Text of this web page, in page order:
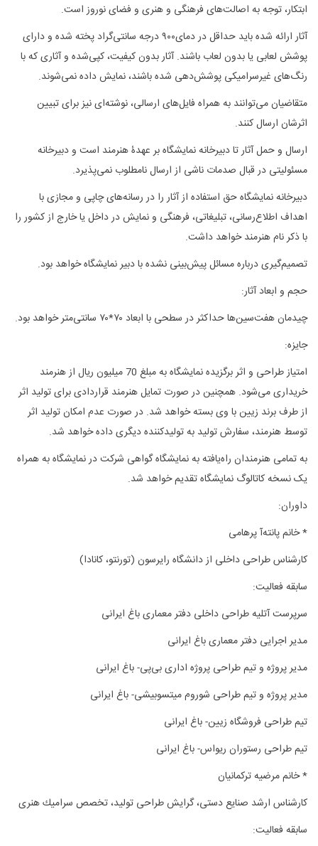
ابتکار، توجه به اصالت‌های فرهنگی و هنری و فضای نوروز است.
آثار ارائه شده باید حداقل در دمای٩٠٠ درجه سانتی‌گراد پخته شده و دارای
پوشش لعابی یا بدون لعاب باشند. آثار بدون کیفیت، کپی‌شده و آثاری که با
رنگ‌های غیرسرامیکی پوشش‌دهی شده باشند، نمایش داده نمی‌شوند.
متقاضیان می‌توانند به همراه فایل‌های ارسالی، نوشته‌ای نیز برای تبیین
اثرشان ارسال کنند.
ارسال و حمل آثار تا دبیرخانه نمایشگاه بر عهدۀ هنرمند است و دبیرخانه
مسئولیتی در قبال صدمات ناشی از ارسال نامطلوب نمی‌پذیرد.
دبیرخانه نمایشگاه حق استفاده از آثار را در رسانه‌های چاپی و مجازی با
اهداف اطلاع‌رسانی، تبلیغاتی، فرهنگی و نمایش در داخل یا خارج از کشور را
با ذکر نام هنرمند خواهد داشت.
تصمیم‌‌گیری درباره مسائل پیش‌بینی نشده با دبیر نمایشگاه خواهد بود.
حجم و ابعاد آثار:
چیدمان هفت‌سین‌ها حداکثر در سطحی با ابعاد ٧٠*٧٠ سانتی‌متر خواهد بود
.
جایزه:
امتیاز طراحی و اثر برگزیده نمایشگاه به مبلغ 70 میلیون ریال از هنرمند
خریداری می‌شود. همچنین در صورت تمایل هنرمند قراردادی برای تولید اثر
از طرف برند زیین با وی بسته خواهد شد. در صورت عدم امکان تولید اثر
توسط هنرمند، سفارش تولید به تولیدکننده دیگری داده خواهد شد.
به تمامی هنرمندان راه‌یافته به نمایشگاه گواهی شرکت در نمایشگاه به همراه
یک نسخه کاتالوگ نمایشگاه تقدیم خواهد شد.
داوران:
*خانم پانته‌آ پرهامی
کارشناس طراحی داخلی از دانشگاه رایرسون (تورنتو، کانادا)
سابقه فعالیت:
سرپرست آتلیه طراحی داخلی دفتر معماری باغ ایرانی
مدیر اجرایی دفتر معماری باغ ایرانی
مدیر پروژه و تیم طراحی پروژه اداری بی‌پی- باغ ایرانی
مدیر پروژه و تیم طراحی شوروم میتسوبیشی- باغ ایرانی
تیم طراحی فروشگاه زیین- باغ ایرانی
تیم طراحی رستوران ریواس- باغ ایرانی
* خانم مرضیه تركمانیان
كارشناس ارشد صنایع دستی، گرایش طراحی تولید، تخصص سرامیك هنری
سابقه فعالیت: